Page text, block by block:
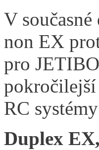
V
non EX
pro
RC
Duplex